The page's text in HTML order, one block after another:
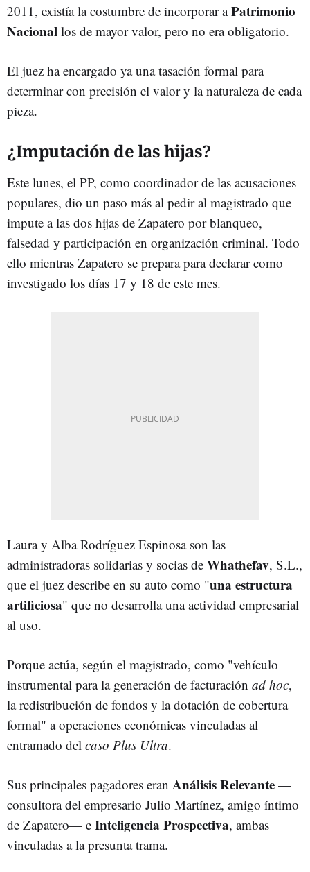
2011, existía la costumbre de incorporar aPatrimonio
Nacional los de mayor valor, pero no era obligatorio.
El juez ha encargado ya una tasación formal para
determinar con precisión el valor y la naturaleza de cada
pieza.
¿Imputación de las hijas?
Este lunes, el PP, como coordinador de las acusaciones
populares, dio un paso más al pedir al magistrado que
impute a las dos hijas de Zapatero por blanqueo,
falsedad y participación en organización criminal. Todo
ello mientras Zapatero se prepara para declarar como
investigado los días 17 y 18 de este mes.
Laura y Alba Rodríguez Espinosa son las
administradoras solidarias y socias de Whathefav, S.L.,
que el juez describe en su auto como "una estructura
artificiosa" que no desarrolla una actividad empresarial
al uso.
Porque actúa, según el magistrado, como "vehículo
instrumental para la generación de facturación ad hoc,
la redistribución de fondos y la dotación de cobertura
formal" a operaciones económicas vinculadas al
entramado del caso Plus Ultra.
Sus principales pagadores eran Análisis Relevante —
consultora del empresario Julio Martínez, amigo íntimo
de Zapatero— e Inteligencia Prospectiva, ambas
vinculadas a la presunta trama.